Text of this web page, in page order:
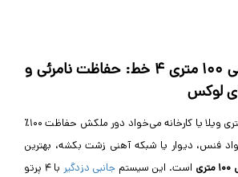
بیم میله‌ ای فنسی ۱۰۰ متری ۴ خط: حفاظت نامرئی و
لوکس
در سال ۱۴۰۴، وقتی مشتری ویلا یا کارخانه می‌خواد دور ملکش حفاظت ۱۰۰٪
فنس، دیوار یا شبکه آهنی زشت بکشه، بهترین
است. این سیستم جانبی دزدگیر
با ۴ پرتو